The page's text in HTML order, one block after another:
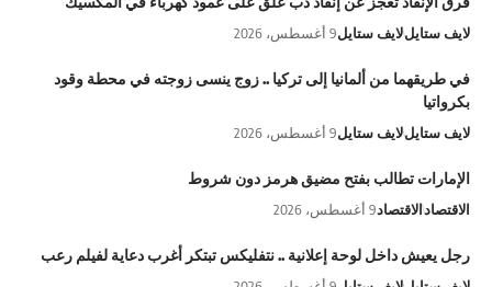
لايف ستايللايف ستايل9 أغسطس، 2026
في طريقهما من ألمانيا إلى تركيا .. زوج ينسى زوجته في محطة وقود
بكرواتيا
لايف ستايللايف ستايل9 أغسطس، 2026
الإمارات تطالب بفتح مضيق هرمز دون شروط
الاقتصادالاقتصاد9 أغسطس، 2026
رجل يعيش داخل لوحة إعلانية .. نتفليكس تبتكر أغرب دعاية لفيلم رعب